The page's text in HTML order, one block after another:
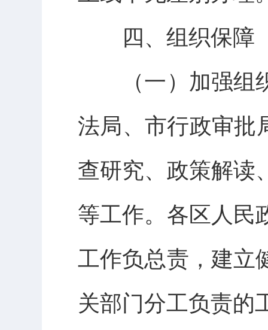
四、组织保障
（一）加强组织
法局、市行政审批
查研究、政策解读
等工作。各区人民
工作负总责，建立
关部门分工负责的